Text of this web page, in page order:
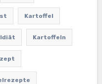
Kartoffel
Kartoffeln